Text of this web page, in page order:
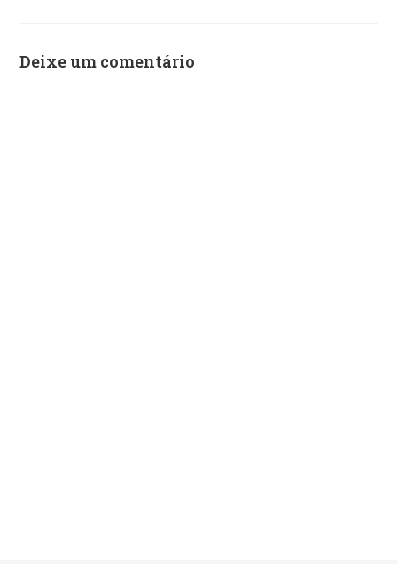
Deixe um comentário